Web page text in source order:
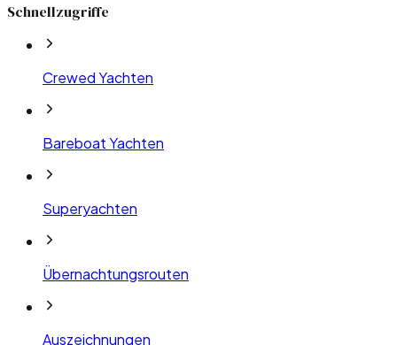
Schnellzugriffe
Crewed Yachten
Bareboat Yachten
Superyachten
Übernachtungsrouten
Auszeichnungen